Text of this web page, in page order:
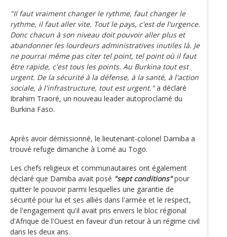
"Il faut vraiment changer le rythme, faut changer le
rythme, il faut aller vite. Tout le pays, c'est de l'urgence.
Donc chacun à son niveau doit pouvoir aller plus et
abandonner les lourdeurs administratives inutiles là. Je
ne pourrai même pas citer tel point, tel point où il faut
être rapide, c'est tous les points. Au Burkina tout est
urgent. De la sécurité à la défense, à la santé, à l'action
sociale, à l'infrastructure, tout est urgent."a déclaré
Ibrahim Traoré, un nouveau leader autoproclamé du
Burkina Faso.
Après avoir démissionné, le lieutenant-colonel Damiba a
trouvé refuge dimanche à Lomé au Togo.
Les chefs religieux et communautaires ont également
déclaré que Damiba avait posé "sept conditions"pour
quitter le pouvoir parmi lesquelles une garantie de
sécurité pour lui et ses alliés dans l'armée et le respect,
de l'engagement qu'il avait pris envers le bloc régional
d'Afrique de l'Ouest en faveur d'un retour à un régime civil
dans les deux ans.